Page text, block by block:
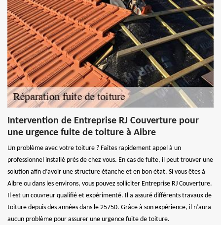
Intervention de Entreprise RJ Couverture pour
une urgence fuite de toiture à Aibre
Un problème avec votre toiture ? Faites rapidement appel à un
professionnel installé près de chez vous. En cas de fuite, il peut trouver une
solution afin d’avoir une structure étanche et en bon état. Si vous êtes à
Aibre ou dans les environs, vous pouvez solliciter Entreprise RJ Couverture.
Il est un couvreur qualifié et expérimenté. Il a assuré différents travaux de
toiture depuis des années dans le 25750. Grâce à son expérience, il n’aura
aucun problème pour assurer une urgence fuite de toiture.